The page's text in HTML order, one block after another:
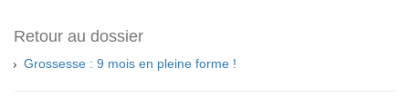
Retour au dossier
Grossesse : 9 mois en pleine forme !